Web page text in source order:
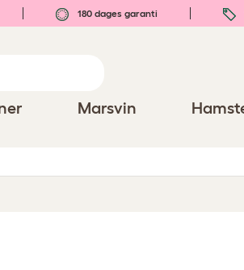
180 dages garanti
Marsvin